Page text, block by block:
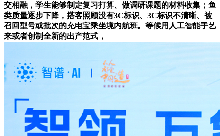
交相融，学生能够制定复习打算、做调研课题的材料收集；鱼
类质量逐步下降，搭客照顾没有3C标识、3C标识不清晰、被
召回型号或批次的充电宝乘坐境内航班。等候用人工智能手艺
来或者创制全新的出产范式，